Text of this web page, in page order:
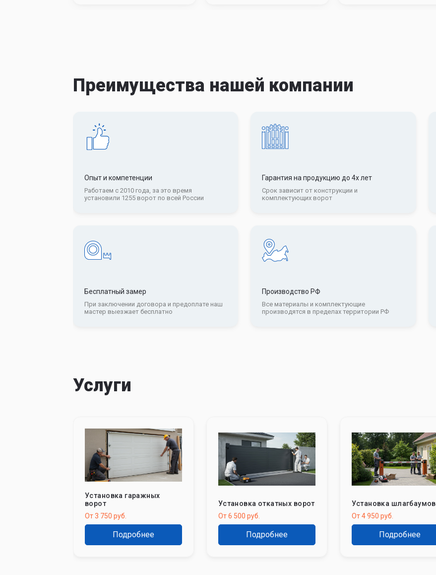
Преимущества нашей компании
Опыт и компетенции
Работаем с 2010 года, за это время
установили 1255 ворот по всей России
Гарантия на продукцию до 4х лет
Срок зависит от конструкции и
комплектующих ворот
Бесплатный замер
При заключении договора и предоплате наш
мастер выезжает бесплатно
Производство РФ
Все материалы и комплектующие
производятся в пределах территории РФ
Услуги
Установка гаражных
ворот
От 3 750 руб.
Подробнее
Установка откатных ворот
От 6 500 руб.
Подробнее
Установка шлагбаумов
От 4 950 руб.
Подробнее